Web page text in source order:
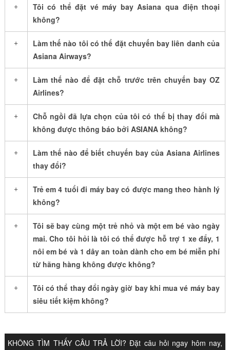
+
Tôi có thể đặt vé máy bay Asiana qua điện thoại
không?
+
Làm thế nào tôi có thể đặt chuyến bay liên danh của
Asiana Airways?
+
Làm thế nào để đặt chỗ trước trên chuyến bay OZ
Airlines?
+
Chỗ ngồi đã lựa chọn của tôi có thể bị thay đổi mà
không được thông báo bởi ASIANA không?
+
Làm thế nào để biết chuyến bay của Asiana Airlines
thay đổi?
+
Trẻ em 4 tuổi đi máy bay có được mang theo hành lý
không?
+
Tôi sẽ bay cùng một trẻ nhỏ và một em bé vào ngày
mai. Cho tôi hỏi là tôi có thể được hỗ trợ 1 xe đẩy, 1
nôi em bé và 1 dây an toàn dành cho em bé miễn phí
từ hãng hàng không được không?
+
Tôi có thể thay đổi ngày giờ bay khi mua vé máy bay
siêu tiết kiệm không?
KHÔNG TÌM THẤY CÂU TRẢ LỜI? Đặt câu hỏi ngay hôm nay,